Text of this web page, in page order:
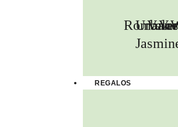
Romance
Urban
Velas
REGALOS